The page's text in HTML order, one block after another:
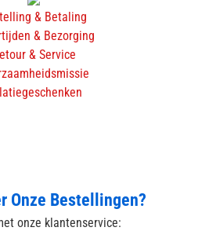
& Betaling
& Bezorging
& Service
Onze Bestellingen?
onze klantenservice: